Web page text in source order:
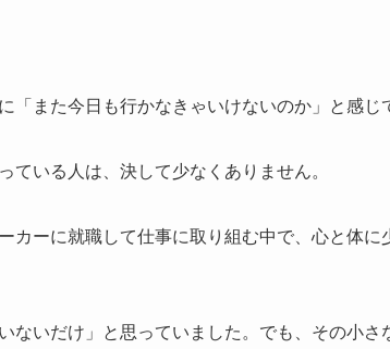
「また今日も行かなきゃいけないのか」と感じ
ている人は、決して少なくありません。
カーに就職して仕事に取り組む中で、心と体
ないだけ」と思っていました。でも、その小